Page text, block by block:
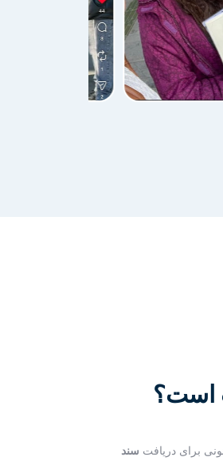
است؟
برای دریافت سند